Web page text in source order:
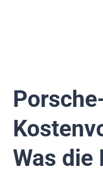
Was die